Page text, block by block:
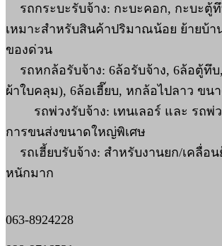
รถกระบะรับจ้าง: กะบะคอก, กะบะตู้
เหมาะสำหรับสินค้าปริมาณน้อย ย้ายบ้า
ของด่วน
รถหกล้อรับจ้าง: 6ล้อรับจ้าง, 6ล้อตู้ทึ
ผ้าใบคลุม), 6ล้อเฮี๊ยบ, หกล้อไปลาว ขน
รถพ่วงรับจ้าง: เทนเลอร์ และ รถพ่ว
การขนส่งขนาดใหญ่พิเศษ
รถเฮี้ยบรับจ้าง: สำหรับงานยก/เคลื่อ
หนักมาก
063-8924228